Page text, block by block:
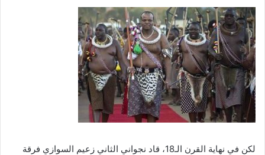
لكن في نهاية القرن الـ18، قاد نجواني الثاني زعيم السوازي فرقة